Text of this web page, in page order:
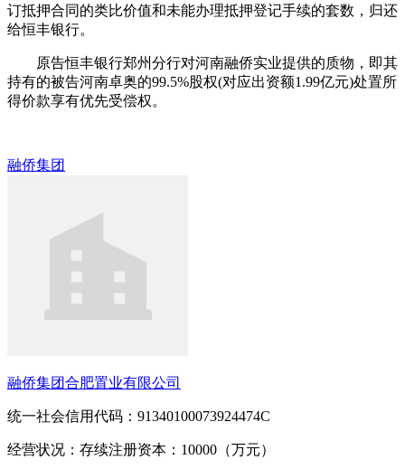
订抵押合同的类比价值和未能办理抵押登记手续的套数，归还
给恒丰银行。
原告恒丰银行郑州分行对河南融侨实业提供的质物，即其
持有的被告河南卓奥的99.5%股权(对应出资额1.99亿元)处置所
得价款享有优先受偿权。
融侨集团
融侨集团合肥置业有限公司
统一社会信用代码：91340100073924474C
经营状况：存续注册资本：10000（万元）